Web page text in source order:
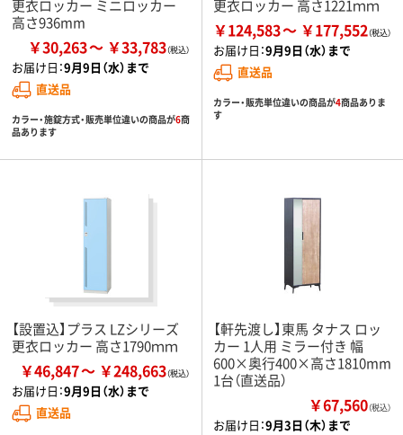
更衣ロッカー ミニロッカー
高さ936mm
￥30,263 ￥33,783
お届け日：9月9日（水）まで
直送品
カラー・施錠方式・販売単位違いの商品が6商
品あります
更衣ロッカー 高さ1221ｍｍ
￥124,583 ￥177,552
お届け日：9月9日（水）まで
直送品
カラー・販売単位違いの商品が4商品ありま
す
【設置込】プラス LZシリーズ
更衣ロッカー 高さ1790ｍｍ
￥46,847 ￥248,663
お届け日：9月9日（水）まで
直送品
【軒先渡し】東馬 タナス ロッ
カー 1人用 ミラー付き 幅
600×奥行400×高さ1810mm
1台（直送品）
￥67,560（税込）
お届け日：9月3日（木）まで